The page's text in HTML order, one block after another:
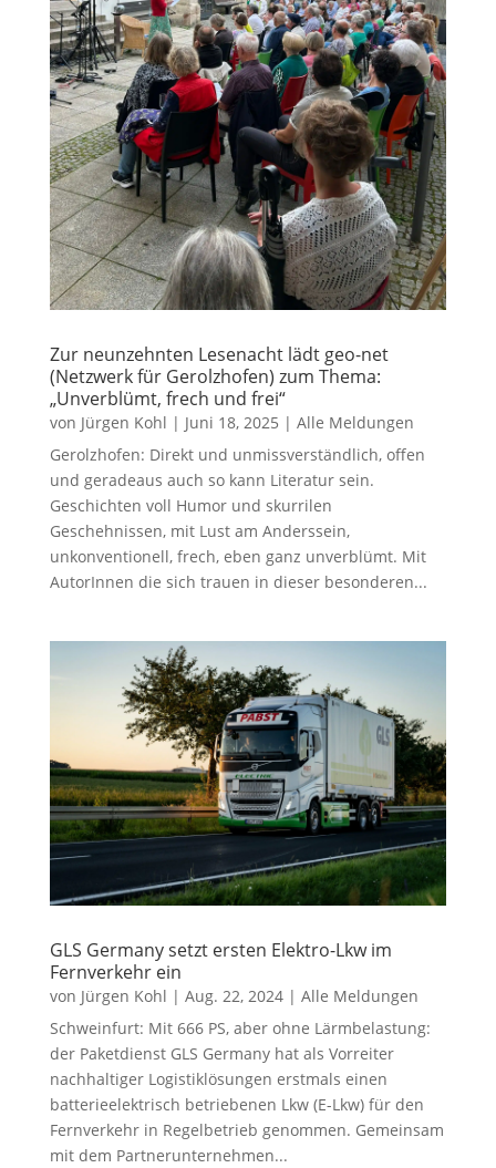
Zur neunzehnten Lesenacht lädt geo-net
(Netzwerk für Gerolzhofen) zum Thema:
„Unverblümt, frech und frei“
von Jürgen Kohl | Juni 18, 2025 | Alle Meldungen
Gerolzhofen: Direkt und unmissverständlich, offen
und geradeaus auch so kann Literatur sein.
Geschichten voll Humor und skurrilen
Geschehnissen, mit Lust am Anderssein,
unkonventionell, frech, eben ganz unverblümt. Mit
AutorInnen die sich trauen in dieser besonderen...
GLS Germany setzt ersten Elektro-Lkw im
Fernverkehr ein
von Jürgen Kohl | Aug. 22, 2024| Alle Meldungen
Schweinfurt: Mit 666 PS, aber ohne Lärmbelastung:
der Paketdienst GLS Germany hat als Vorreiter
nachhaltiger Logistiklösungen erstmals einen
batterieelektrisch betriebenen Lkw (E-Lkw) für den
Fernverkehr in Regelbetrieb genommen. Gemeinsam
mit dem Partnerunternehmen...